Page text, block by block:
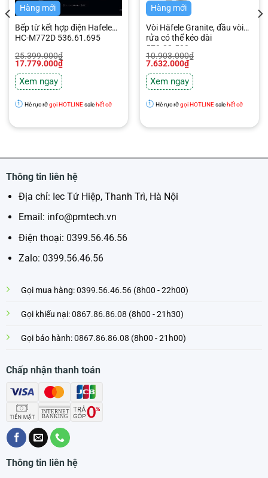
Hàng mới
Bếp từ kết hợp điện Hafele
HC-M772D 536.61.695
25.399.000₫
Giá
gốc
25.399.000₫.
17.779.000₫
Giá
hiện
là:
17.779.000₫.
Xem ngay
Hè rực rỡgọi HOTLINEsale hết cỡ
Hàng mới
Vòi Häfele Granite, đầu vòi
rửa có thể kéo dài
570.82.500
10.903.000₫
Giá
gốc
10.903.000₫.
7.632.000₫
Giá
hiện
là:
7.632.000₫.
Xem ngay
Hè rực rỡgọi HOTLINEsale hết cỡ
Thông tin liên hệ
Địa chỉ: Iec Tứ Hiệp, Thanh Trì, Hà Nội
Email: info@pmtech.vn
Điện thoại: 0399.56.46.56
Zalo: 0399.56.46.56
Gọi mua hàng:0399.56.46.56(8h00 - 22h00)
Gọi khiếu nại:0867.86.86.08 (8h00 - 21h30)
Gọi bảo hành:0867.86.86.08 (8h00 - 21h00)
Chấp nhận thanh toán
Thông tin liên hệ